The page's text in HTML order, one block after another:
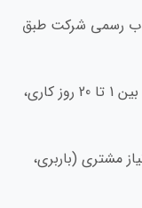
رسمی شرکت طبق
ارسال سفارشات در بازه زمانی مشخص بین 1 تا 20 روز کاری،
مشتری (باربری،